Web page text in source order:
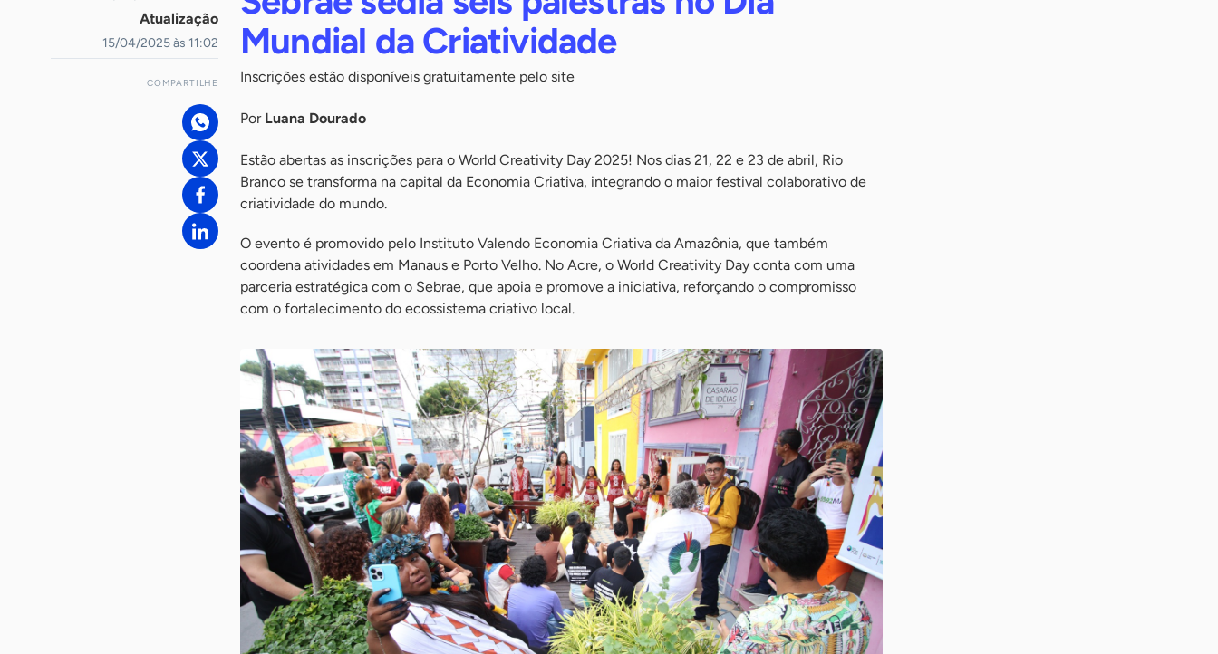
Atualização
15/04/2025 às 11:02
COMPARTILHE
Mundial da Criatividade
Inscrições estão disponíveis gratuitamente pelo site
Por Luana Dourado
Estão abertas as inscrições para o World Creativity Day 2025! Nos dias 21, 22 e 23 de abril, Rio
Branco se transforma na capital da Economia Criativa, integrando o maior festival colaborativo de
criatividade do mundo.
O evento é promovido pelo Instituto Valendo Economia Criativa da Amazônia, que também
coordena atividades em Manaus e Porto Velho. No Acre, o World Creativity Day conta com uma
parceria estratégica com o Sebrae, que apoia e promove a iniciativa, reforçando o compromisso
com o fortalecimento do ecossistema criativo local.